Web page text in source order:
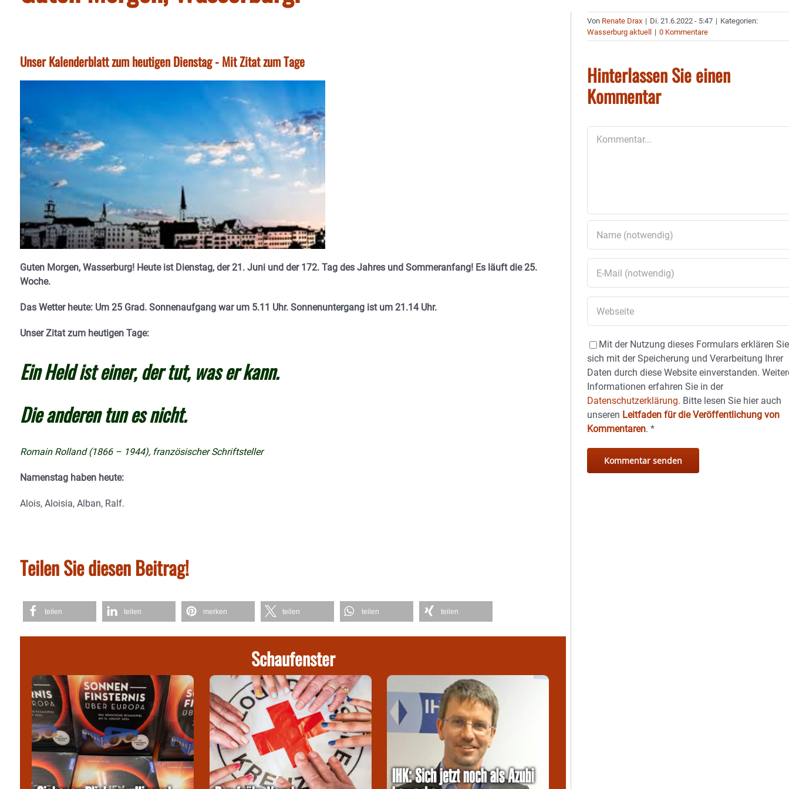
Unser Kalenderblatt zum heutigen Dienstag - Mit Zitat zum Tage
Guten Morgen, Wasserburg! Heute ist Dienstag, der 21. Juni und der 172. Tag des Jahres und Sommeranfang! Es läuft die 25.
Woche.
Das Wetter heute: Um 25 Grad. Sonnenaufgang war um 5.11 Uhr. Sonnenuntergang ist um 21.14 Uhr.
Unser Zitat zum heutigen Tage:
Ein Held ist einer, der tut, was er kann.
Die anderen tun es nicht.
Romain Rolland (1866 – 1944), französischer Schriftsteller
Namenstag haben heute:
Alois, Aloisia, Alban, Ralf.
Teilen Sie diesen Beitrag!
teilen teilen merken teilen teilen teilen
Schaufenster
Von Renate Drax | Di. 21.6.2022 - 5:47 | Kategorien:
Wasserburg aktuell
| 0 Kommentare
Hinterlassen Sie einen
Kommentar
Mit der Nutzung dieses Formulars erklären Sie
sich mit der Speicherung und Verarbeitung Ihrer
Daten durch diese Website einverstanden.
Informationen erfahren Sie in der
Datenschutzerklärung. Bitte lesen Sie hier auch
unseren Leitfaden für die Veröffentlichung von
Kommentaren.*